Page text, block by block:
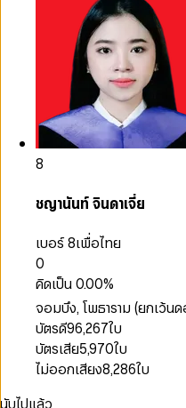
8
ชญานันท์ จินดาเจี่ย
เบอร์ 8เพื่อไทย
0
คิดเป็น0.00%
จอมบึง, โพธาราม (ยกเว้น
บัตรดี96,267ใบ
บัตรเสีย5,970ใบ
ไม่ออกเสียง8,286ใบ